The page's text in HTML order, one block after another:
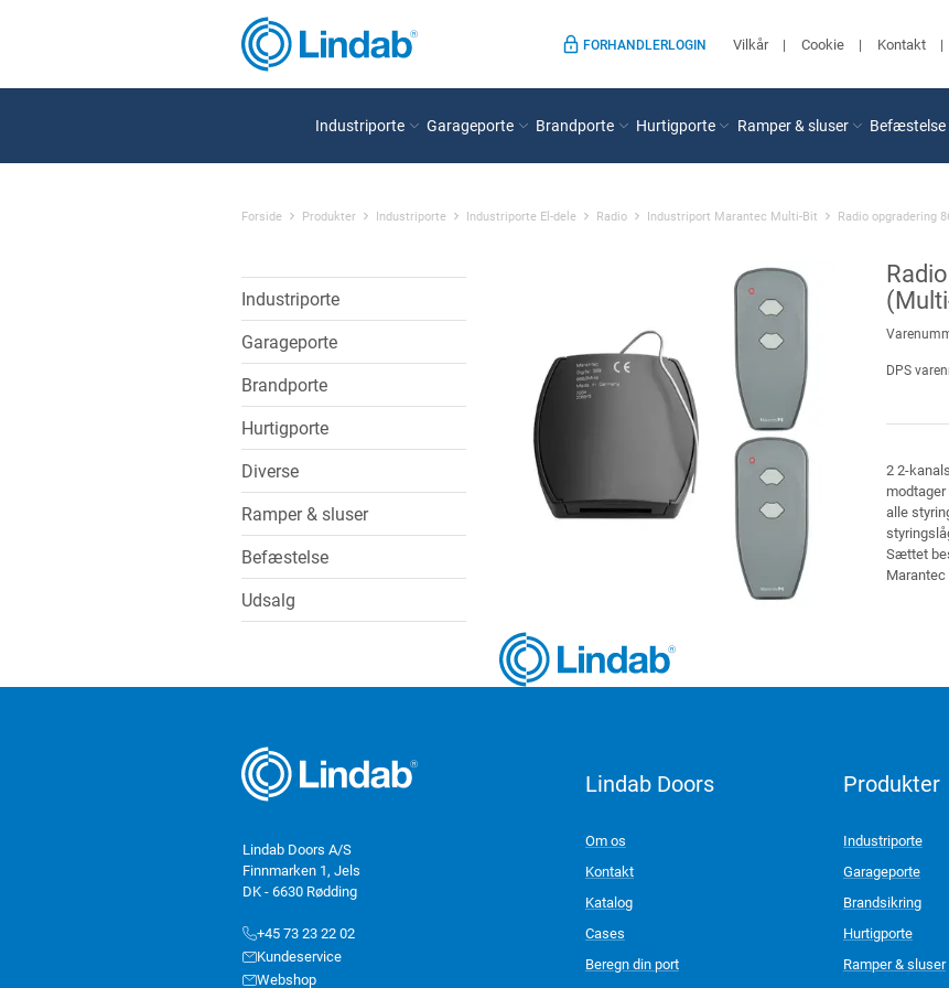
FORHANDLERLOGIN Vilkår Cookie Kontakt
Industriporte Garageporte Brandporte Hurtigporte Ramper & sluser Befæstelse
Forside Produkter Industriporte Industriporte El-dele Radio Industriport Marantec Multi-Bit Radio opgradering
Industriporte
Garageporte
Brandporte
Hurtigporte
Diverse
Ramper & sluser
Befæstelse
Udsalg
DPS
2 2-
alle
Sættet
Lindab Doors A/S
Finnmarken 1, Jels
DK - 6630 Rødding
+45 73 23 22 02
Kundeservice
Webshop
Lindab Doors
Om os
Kontakt
Katalog
Cases
Beregn din port
Produkter
Industriporte
Garageporte
Brandsikring
Hurtigporte
Ramper & sluser